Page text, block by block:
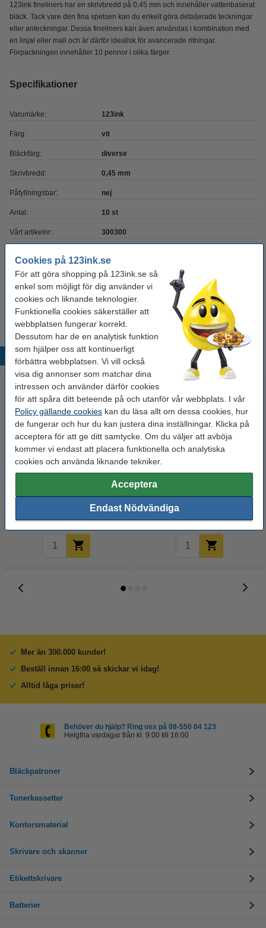
Cookies på 123ink.se
För att göra shopping på 123ink.se så
enkel som möjligt för dig använder vi
cookies och liknande teknologier.
Funktionella cookies säkerställer att
webbplatsen fungerar korrekt.
Dessutom har de en analytisk funktion
som hjälper oss att kontinuerligt
förbättra webbplatsen. Vi vill också
visa dig annonser som matchar dina
intressen och använder därför cookies
för att spåra ditt beteende på och utanför vår webbplats. I vår
Policy gällande cookies kan du läsa allt om dessa cookies, hur
de fungerar och hur du kan justera dina inställningar. Klicka på
acceptera för att ge ditt samtycke. Om du väljer att avböja
kommer vi endast att placera funktionella och analytiska
cookies och använda liknande tekniker.
Acceptera
Endast Nödvändiga
123ink fineliners har en skrivbredd på 0,45 mm och innehåller vattenbaserat
bläck. Tack vare den fina spetsen kan du enkelt göra detaljerade teckningar
eller anteckningar. Dessa fineliners kan även användas i kombination med
en linjal eller mall och är därför idealisk för avancerade ritningar.
Förpackningen innehåller 10 pennor i olika färger.
Specifikationer
Varumärke: 123ink
Färg: vit
Bläckfärg: diverse
Skrivbredd: 0,45 mm
Påfyllningsbar: nej
Antal: 10 st
Vårt artikelnr: 300300
Glöm inte att beställa!
Millimeterblock A4 | 80g | 123ink | 25 ark
24 kr
Populära produkter
Inkl. 25% Moms 60 kr
Mer än 300.000 kunder!
Beställ innan 16:00 så skickar vi idag!
Alltid låga priser!
Behöver du hjälp? Ring oss på 08-550 04 123
Helgfria vardagar från kl. 9:00 till 16:00
Bläckpatroner
Tonerkassetter
Kontorsmaterial
Skrivare och skanner
Etikettskrivare
Batterier